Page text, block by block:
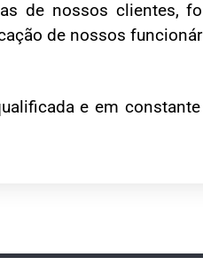
de nossos clientes,
de nossos
e em